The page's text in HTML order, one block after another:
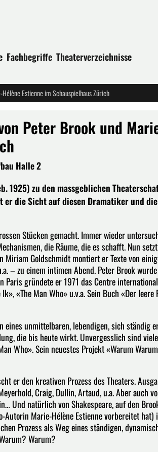
Fachbegriffe Theaterverzeichnisse
Estienne im Schauspielhaus Zürich
Peter Brook und
Halle 2
zu den massgeblichen
die Sicht auf diesen Dramatiker und
Stücken gemacht. Immer wieder
die Räume, die es schafft. Nun
Goldschmidt montiert er Texte von
– zu einem intimen Abend. Peter Brook
Paris gründete er 1971 das Centre
«The Man Who» u.v.a. Sein Buch «Der leere
unmittelbaren, lebendigen, sich ständig
die bis heute wirkt. Unvergesslich sind
Who». Sein neuestes Projekt «Warum
er den kreativen Prozess des Theaters.
Craig, Dullin, Artaud, u.a. Aber auch
Und natürlich von Shakespeare, auf den
Marie-Hélène Estienne vorbereitet hat)
Prozess als Weg eines ständigen,
Warum?